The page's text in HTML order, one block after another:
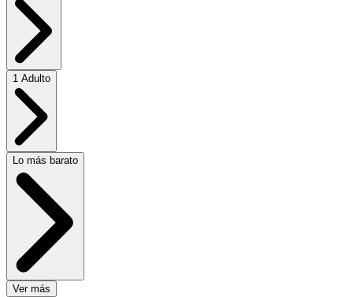
1 Adulto
Lo más barato
Ver más